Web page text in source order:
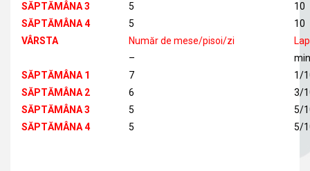
SĂPTĂMÂNA 3
5
10
SĂPTĂMÂNA 4
5
10
VÂRSTA
Număr de mese/pisoi/zi
–
min
SĂPTĂMÂNA 1
7
1/
SĂPTĂMÂNA 2
6
3/
SĂPTĂMÂNA 3
5
5/
SĂPTĂMÂNA 4
5 5/